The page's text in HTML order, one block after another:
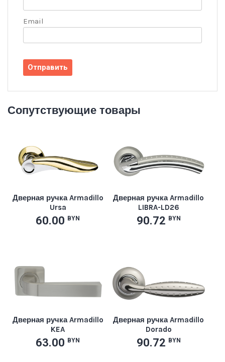
Email
Сопутствующие товары
Дверная ручка Armadillo
Ursa
60.00 BYN
Дверная ручка Armadillo
LIBRA-LD26
90.72 BYN
Дверная ручка Armadillo
KEA
63.00 BYN
Дверная ручка Armadillo
Dorado
90.72 BYN